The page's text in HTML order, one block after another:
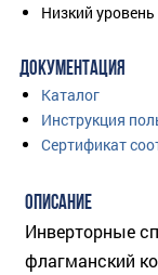
Низкий
ДОКУМЕНТАЦИЯ
Каталог
Инструкция
Сертификат
ОПИСАНИЕ
Инверторные
флагманский